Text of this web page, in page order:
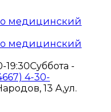
19:30Суббота -
4-30-
13 А,ул.